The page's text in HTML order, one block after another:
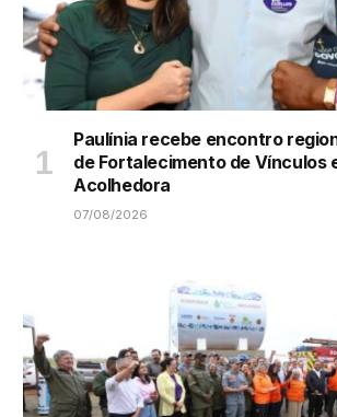
Paulínia recebe encontro
de Fortalecimento de Vínculos
Acolhedora
07/08/2026